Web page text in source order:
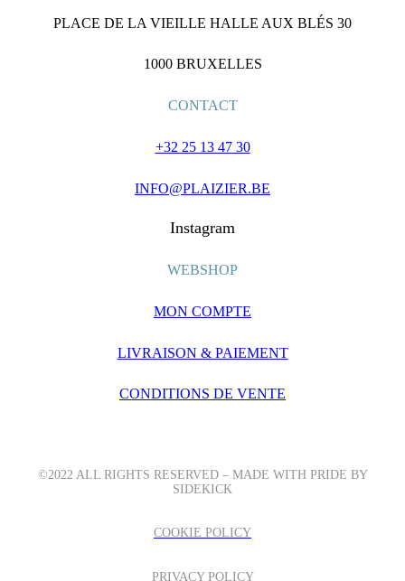
PLACE DE LA VIEILLE HALLE AUX BLÉS 30
1000 BRUXELLES
CONTACT
+32 25 13 47 30
INFO@PLAIZIER.BE
Instagram
WEBSHOP
MON COMPTE
LIVRAISON & PAIEMENT
CONDITIONS DE VENTE
©2022 ALL RIGHTS RESERVED – MADE WITH PRIDE BY
SIDEKICK
COOKIE POLICY
PRIVACY POLICY